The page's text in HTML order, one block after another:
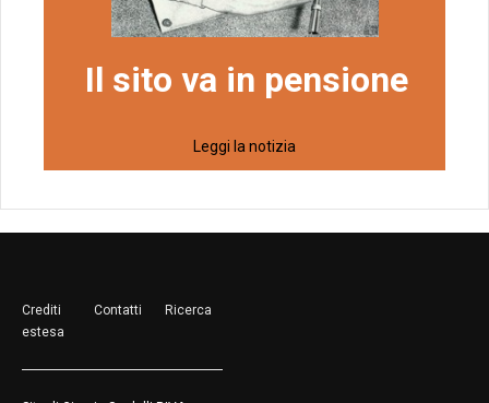
Il sito va in pensione
Leggi la notizia
Crediti Contatti
Ricerca
estesa